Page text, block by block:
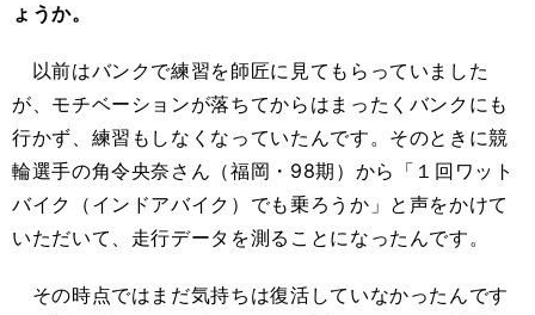
ょうか。
以前はバンクで練習を師匠に見てもらっていました
が、モチベーションが落ちてからはまったくバンクにも
行かず、練習もしなくなっていたんです。そのときに競
輪選手の角令央奈さん（福岡・98期）から「１回ワット
バイク（インドアバイク）でも乗ろうか」と声をかけて
いただいて、走行データを測ることになったんです。
その時点ではまだ気持ちは復活していなかったんです